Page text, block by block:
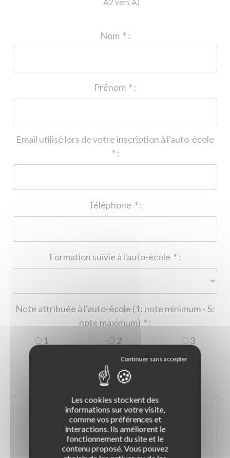
* :
* :
Email utilisé lors de votre inscription à l'auto-école
* :
* :
* :
Note attribuée à l'auto-école (1: note minimum - 5:
* :
1
2
3
5
Les cookies stockent des
informations sur votre visite,
comme vos préférences et
interactions. Ils améliorent le
fonctionnement du site et le
contenu proposé. Vous pouvez